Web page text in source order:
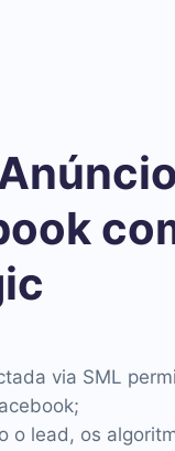
via SML
o lead, os